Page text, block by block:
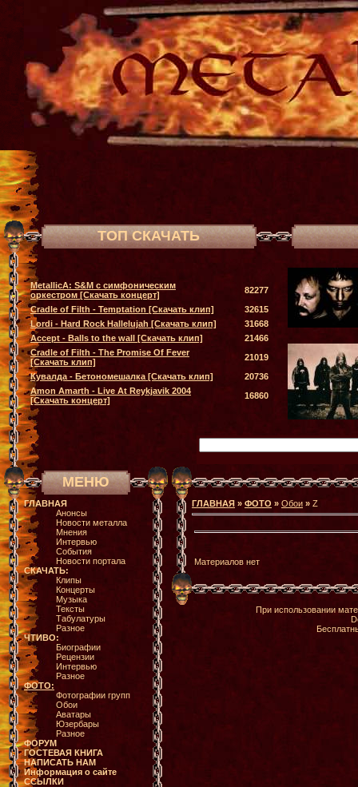
ТОП СКАЧАТЬ
MetallicA: S&M с симфоническим
оркестром [Скачать концерт]
82277
Cradle of Filth - Temptation [Скачать клип]
32615
Lordi - Hard Rock Hallelujah [Скачать клип]
31668
Accept - Balls to the wall [Скачать клип]
21466
Cradle of Filth - The Promise Of Fever
[Скачать клип]
21019
Кувалда - Бетономешалка [Скачать клип]
20736
Amon Amarth - Live At Reykjavik 2004
[Скачать концерт]
16860
МЕНЮ
ГЛАВНАЯ
Анонсы
Новости металла
Мнения
Интервью
События
Новости портала
СКАЧАТЬ:
Клипы
Концерты
Музыка
Тексты
Табулатуры
Разное
ЧТИВО:
Биографии
Рецензии
Интервью
Разное
ФОТО:
Фотографии групп
Обои
Аватары
Юзербары
Разное
ФОРУМ
ГОСТЕВАЯ КНИГА
НАПИСАТЬ НАМ
Информация о сайте
ССЫЛКИ
ГЛАВНАЯ » ФОТО » Обои » Z
Материалов нет
При использовании